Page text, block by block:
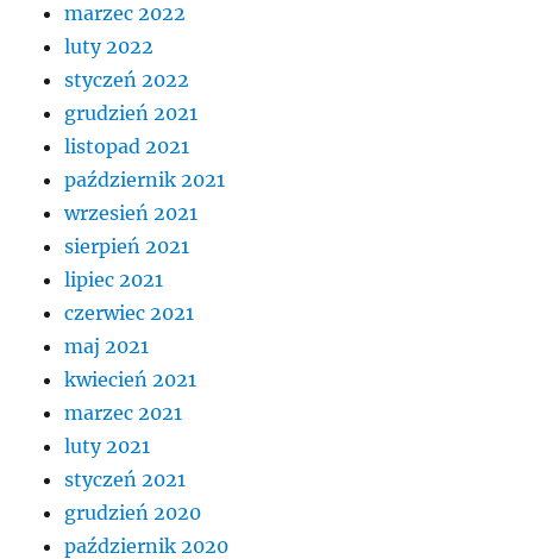
marzec 2022
luty 2022
styczeń 2022
grudzień 2021
listopad 2021
październik 2021
wrzesień 2021
sierpień 2021
lipiec 2021
czerwiec 2021
maj 2021
kwiecień 2021
marzec 2021
luty 2021
styczeń 2021
grudzień 2020
październik 2020